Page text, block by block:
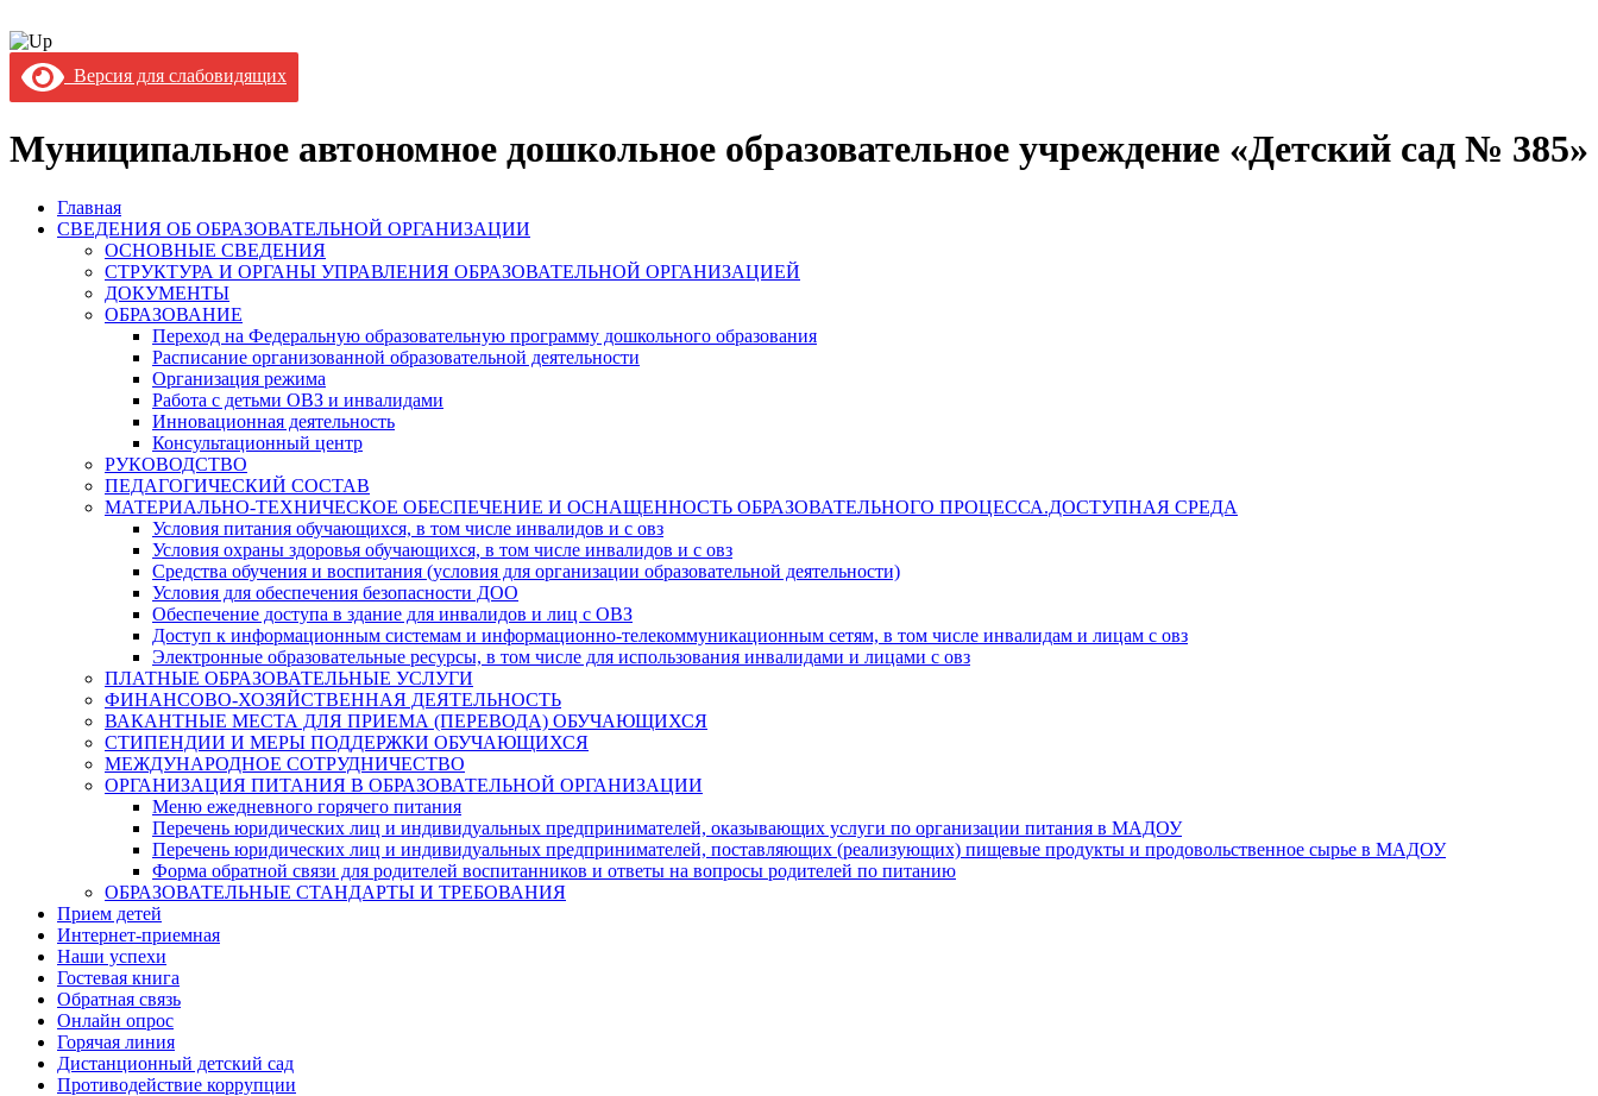
Версия для слабовидящих
Муниципальное автономное дошкольное образовательное учреждение «Детский сад № 385»
Главная
СВЕДЕНИЯ ОБ ОБРАЗОВАТЕЛЬНОЙ ОРГАНИЗАЦИИ
ОСНОВНЫЕ СВЕДЕНИЯ
СТРУКТУРА И ОРГАНЫ УПРАВЛЕНИЯ ОБРАЗОВАТЕЛЬНОЙ ОРГАНИЗАЦИЕЙ
ДОКУМЕНТЫ
ОБРАЗОВАНИЕ
Переход на Федеральную образовательную программу дошкольного образования
Расписание организованной образовательной деятельности
Организация режима
Работа с детьми ОВЗ и инвалидами
Инновационная деятельность
Консультационный центр
РУКОВОДСТВО
ПЕДАГОГИЧЕСКИЙ СОСТАВ
МАТЕРИАЛЬНО-ТЕХНИЧЕСКОЕ ОБЕСПЕЧЕНИЕ И ОСНАЩЕННОСТЬ ОБРАЗОВАТЕЛЬНОГО ПРОЦЕССА.ДОСТУПНАЯ СРЕДА
Условия питания обучающихся, в том числе инвалидов и с овз
Условия охраны здоровья обучающихся, в том числе инвалидов и с овз
Средства обучения и воспитания (условия для организации образовательной деятельности)
Условия для обеспечения безопасности ДОО
Обеспечение доступа в здание для инвалидов и лиц с ОВЗ
Доступ к информационным системам и информационно-телекоммуникационным сетям, в том числе инвалидам и лицам с овз
Электронные образовательные ресурсы, в том числе для использования инвалидами и лицами с овз
ПЛАТНЫЕ ОБРАЗОВАТЕЛЬНЫЕ УСЛУГИ
ФИНАНСОВО-ХОЗЯЙСТВЕННАЯ ДЕЯТЕЛЬНОСТЬ
ВАКАНТНЫЕ МЕСТА ДЛЯ ПРИЕМА (ПЕРЕВОДА) ОБУЧАЮЩИХСЯ
СТИПЕНДИИ И МЕРЫ ПОДДЕРЖКИ ОБУЧАЮЩИХСЯ
МЕЖДУНАРОДНОЕ СОТРУДНИЧЕСТВО
ОРГАНИЗАЦИЯ ПИТАНИЯ В ОБРАЗОВАТЕЛЬНОЙ ОРГАНИЗАЦИИ
Меню ежедневного горячего питания
Перечень юридических лиц и индивидуальных предпринимателей, оказывающих услуги по организации питания в МАДОУ
Перечень юридических лиц и индивидуальных предпринимателей, поставляющих (реализующих) пищевые продукты и продовольственное сырье в МАДОУ
Форма обратной связи для родителей воспитанников и ответы на вопросы родителей по питанию
ОБРАЗОВАТЕЛЬНЫЕ СТАНДАРТЫ И ТРЕБОВАНИЯ
Прием детей
Интернет-приемная
Наши успехи
Гостевая книга
Обратная связь
Онлайн опрос
Горячая линия
Дистанционный детский сад
Противодействие коррупции